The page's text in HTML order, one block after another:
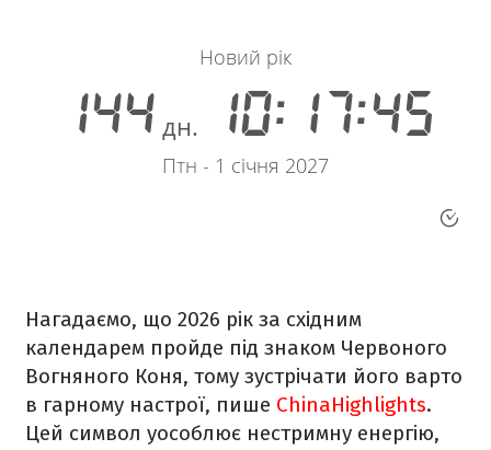
Нагадаємо, що 2026 рік за східним
календарем пройде під знаком Червоного
Вогняного Коня, тому зустрічати його варто
в гарному настрої, пише ChinaHighlights.
Цей символ уособлює нестримну енергію,